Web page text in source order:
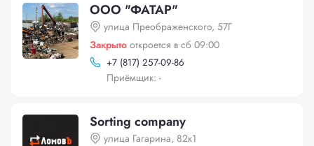
ООО "ФАТАР"
улица Преображенского, 57Г
Закрыто откроется в сб 09:00
+7 (817) 257-09-86
Приёмщик: -
Sorting company
улица Гагарина, 82к1